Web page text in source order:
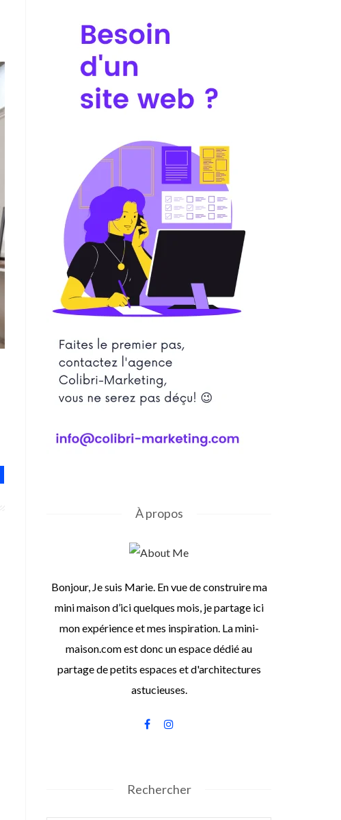
À propos
Bonjour, Je suis Marie. En vue de construire ma
mini maison d’ici quelques mois, je partage ici
mon expérience et mes inspiration. La mini-
maison.com est donc un espace dédié au
partage de petits espaces et d'architectures
astucieuses.
Rechercher